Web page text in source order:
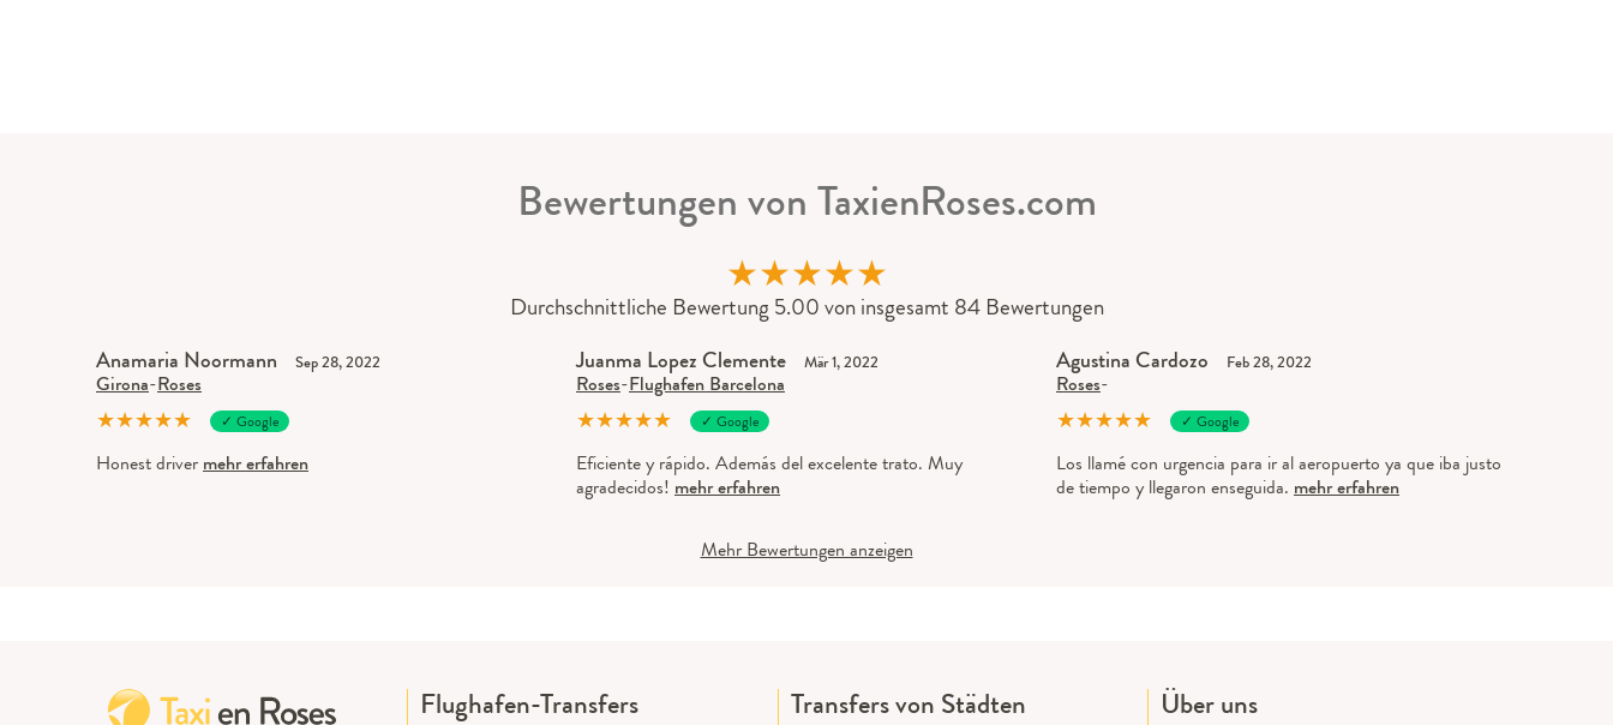
Bewertungen von TaxienRoses.com
★★★★★
Durchschnittliche Bewertung 5.00 von insgesamt 84 Bewertungen
Anamaria Noormann Sep 28, 2022
Girona-Roses
★★★★★ ✓ Google
Honest driver mehr erfahren
Juanma Lopez Clemente Mär 1, 2022
Roses-Flughafen Barcelona
★★★★★ ✓ Google
Eficiente y rápido. Además del excelente trato. Muy
agradecidos! mehr erfahren
Agustina Cardozo Feb 28, 2022
Roses-
★★★★★ ✓ Google
Los llamé con urgencia para ir al aeropuerto ya que iba justo
de tiempo y llegaron enseguida. mehr erfahren
Mehr Bewertungen anzeigen
Flughafen-Transfers Transfers von Städten Über uns